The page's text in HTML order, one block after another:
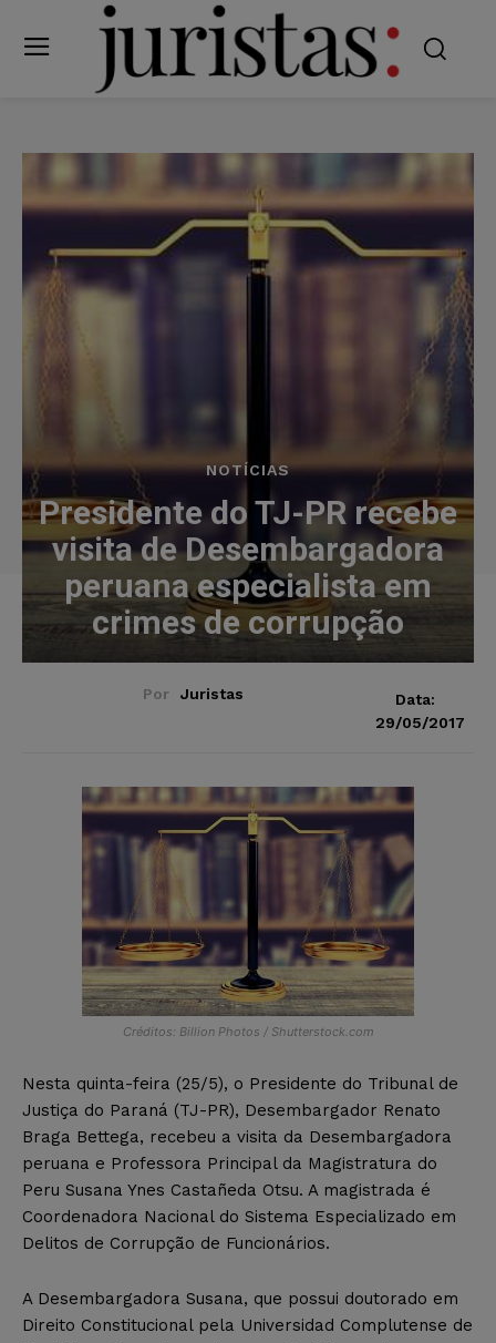
NOTÍCIAS
Presidente do TJ-PR recebe
visita de Desembargadora
peruana especialista em
crimes de corrupção
Por Juristas
Data:
29/05/2017
Créditos: Billion Photos / Shutterstock.com
Nesta quinta-feira (25/5), o Presidente do Tribunal de
Justiça do Paraná (TJ-PR), Desembargador Renato
Braga Bettega, recebeu a visita da Desembargadora
peruana e Professora Principal da Magistratura do
Peru Susana Ynes Castañeda Otsu. A magistrada é
Coordenadora Nacional do Sistema Especializado em
Delitos de Corrupção de Funcionários.
A Desembargadora Susana, que possui doutorado em
Direito Constitucional pela Universidad Complutense de